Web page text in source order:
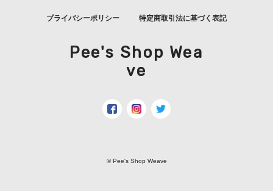
プライバシーポリシー 特定商取引法に基づく表記
Pee's Shop Wea
ve
© Pee's Shop Weave